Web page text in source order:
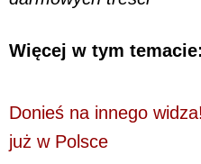
Więcej w tym temacie:
Donieś na innego
już w Polsce